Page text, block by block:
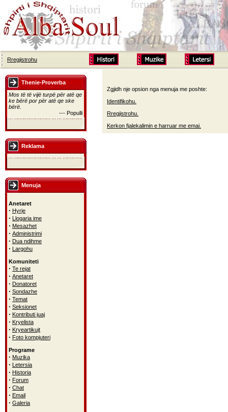
Rregjistrohu
Thenie-Proverba
Mos të të vijë turpë për atë qe
ke bërë por për atë qe ske
bërë.
--- Populli
Reklama
Menuja
Anetaret
· Hyrje
· Llogaria ime
· Mesazhet
· Administrimi
· Dua ndihme
· Largohu
Komuniteti
· Te rejat
· Anetaret
· Donatoret
· Sondazhe
· Temat
· Seksionet
· Kontributi juaj
· Kryelista
· Kryeartikujt
· Foto kompjuteri
Programe
· Muzika
· Letersia
· Historia
· Forum
· Chat
· Email
· Galeria
Zgjidh nje opsion nga menuja me poshte:
Identifikohu.
Rregjistrohu.
Kerkon fjalekalimin e harruar me emai.